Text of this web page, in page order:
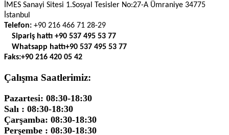
İMES Sanayi Sitesi 1.Sosyal Tesisler No:27-A Ümraniye 34775
İstanbul
Telefon: +90 216 466 71 28-29
Sipariş hattı +90 537 495 53 77
Whatsapp hattı+90 537 495 53 77
Faks:+90 216 420 05 42
Çalışma Saatlerimiz:
Pazartesi: 08:30-18:30
Salı : 08:30-18:30
Çarşamba: 08:30-18:30
Perşembe : 08:30-18:30